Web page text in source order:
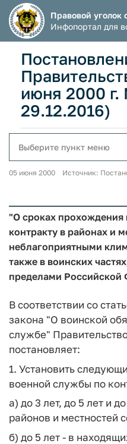
Правовой уголок
Инфопортал для
июня 2000 г.
29.12.2016)
Выберите пункт меню
05 июня 2000 Источник:
"О сроках
контракту в районах и
неблагоприятными
также в воинских
пределами Российской
В соответствии со
закона "О воинской
службе"
постановляет:
1. Установить
военной службы по
а) до 3 лет, до 5 лет и
районов и местностей
б) до 5 лет - в